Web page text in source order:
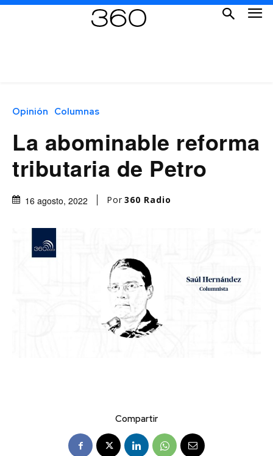
Opinión Columnas
La abominable reforma
tributaria de Petro
16 agosto, 2022 Por 360 Radio
Compartir